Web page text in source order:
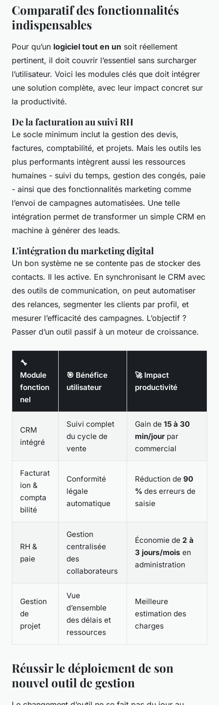
Comparatif des fonctionnalités
indispensables
Pour qu’un logiciel tout en un soit réellement
pertinent, il doit couvrir l’essentiel sans surcharger
l’utilisateur. Voici les modules clés que doit intégrer
une solution complète, avec leur impact concret sur
la productivité.
De la facturation au suivi RH
Le socle minimum inclut la gestion des devis,
factures, comptabilité, et projets. Mais les outils les
plus performants intègrent aussi les ressources
humaines - suivi du temps, gestion des congés, paie
- ainsi que des fonctionnalités marketing comme
l’envoi de campagnes automatisées. Une telle
intégration permet de transformer un simple CRM en
machine à générer des leads.
L'intégration du marketing digital
Un bon système ne se contente pas de stocker des
contacts. Il les active. En synchronisant le CRM avec
des outils de communication, on peut automatiser
des relances, segmenter les clients par profil, et
mesurer l’efficacité des campagnes. L’objectif ?
Passer d’un outil passif à un moteur de croissance.
🔧
Module
fonction
nel
🎯 Bénéfice
utilisateur
🚀 Impact
productivité
CRM
intégré
Suivi complet
du cycle de
vente
Gain de 15 à 30
min/jour par
commercial
Facturat
ion &
compta
bilité
Conformité
légale
automatique
Réduction de 90
% des erreurs de
saisie
RH &
paie
Gestion
centralisée
des
collaborateurs
Économie de 2 à
3 jours/mois en
administration
Gestion
de
projet
Vue
d’ensemble
des délais et
ressources
Meilleure
estimation des
charges
Réussir le déploiement de son
nouvel outil de gestion